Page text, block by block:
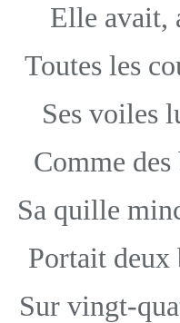
Elle avait,
Toutes les
Ses voiles
Comme
Sa quille
Portait deux
Sur vingt-